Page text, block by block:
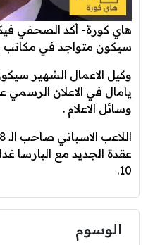
هاي كورة- أكد الصحفي
سيكون متواجد في مكاتب
وكيل الاعمال الشهير
وسائل الاعلام .
عقدة الجديد مع
10.
الوسوم